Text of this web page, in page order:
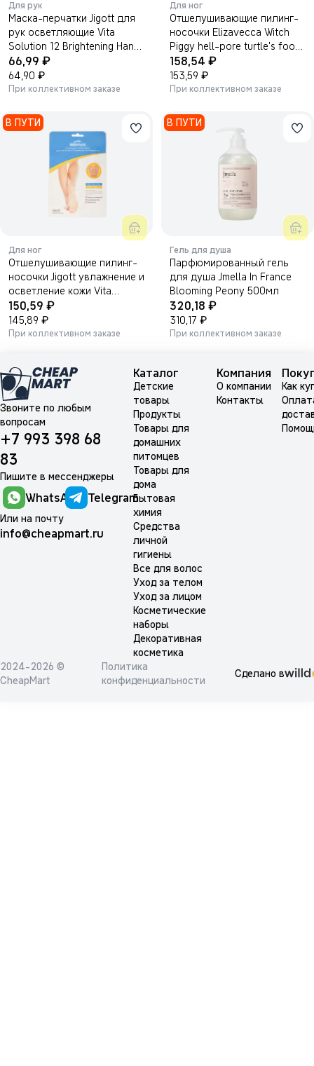
Для рук
Маска-перчатки Jigott для
рук осветляющие Vita
Solution 12 Brightening Hand
Care Pack 14мл.
66,99 ₽
64,90 ₽
При коллективном заказе
Для ног
Отшелушивающие пилинг-
носочки Elizavecca Witch
Piggy hell-pore turtle's foot
pack 40г 1/200
158,54 ₽
153,59 ₽
При коллективном заказе
В ПУТИ
Для ног
Отшелушивающие пилинг-
носочки Jigott увлажнение и
осветление кожи Vita
Solution 12 Brightening Foot
Peeling Pack 30мл.
150,59 ₽
145,89 ₽
При коллективном заказе
В ПУТИ
Гель для душа
Парфюмированный гель
для душа Jmella In France
Blooming Peony 500мл
320,18 ₽
310,17 ₽
При коллективном заказе
Звоните по любым
вопросам
+7 993 398 68
83
Пишите в мессенджеры
WhatsApp Telegram
Или на почту
info@cheapmart.ru
Каталог
Детские
товары
Продукты
Товары для
домашних
питомцев
Товары для
дома
Бытовая
химия
Средства
личной
гигиены
Все для волос
Уход за телом
Уход за лицом
Косметические
наборы
Декоративная
косметика
Компания
О компании
Контакты
Как
2024-2026 ©
CheapMart
Политика
конфиденциальности
Сделано в